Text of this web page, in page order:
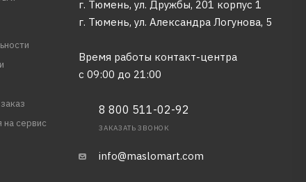
на сервис
г. Тюмень, ул. Дружбы, 201 корпус 1
г. Тюмень, ул. Александра Логунова, 5
Время работы контакт-центра
с 09:00 до 21:00
8 800 511-02-92
ЗАКАЗАТЬ ЗВОНОК
info@maslomart.com